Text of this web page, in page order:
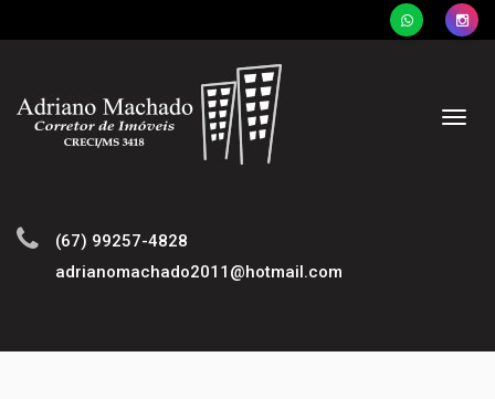
(67) 99257-4828
adrianomachado2011@hotmail.com